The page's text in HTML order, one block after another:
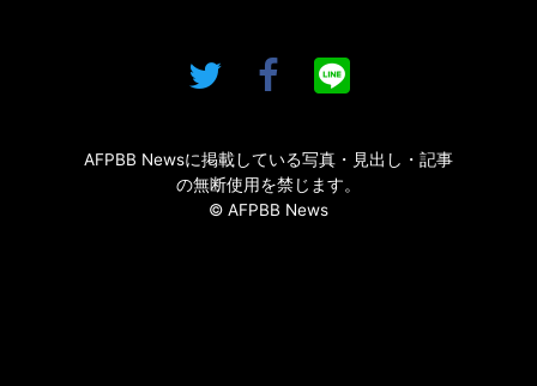
AFPBB Newsに掲載している写真・見出し・記事
の無断使用を禁じます。
© AFPBB News